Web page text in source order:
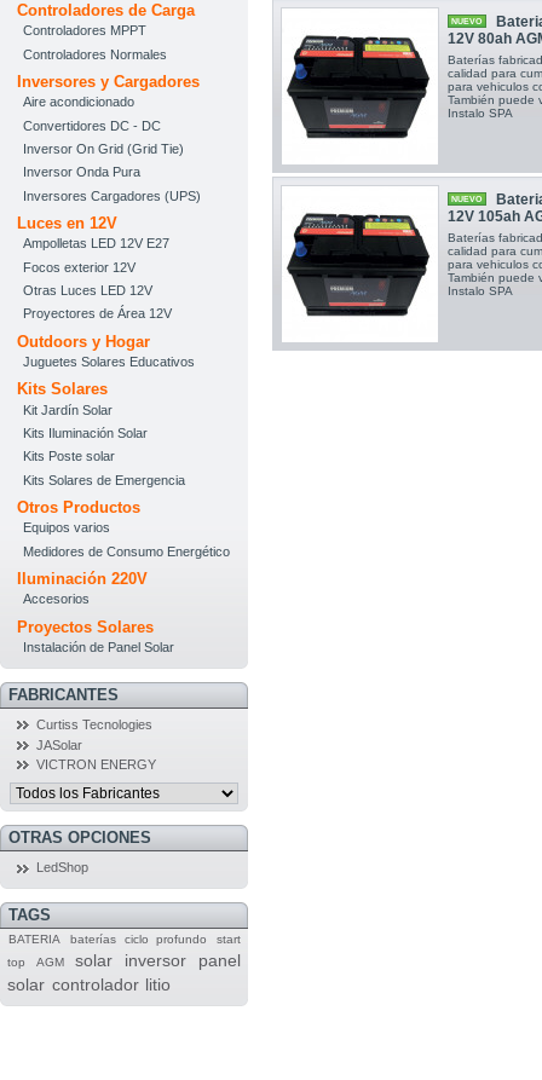
Controladores de Carga
Controladores MPPT
Controladores Normales
Inversores y Cargadores
Aire acondicionado
Convertidores DC - DC
Inversor On Grid (Grid Tie)
Inversor Onda Pura
Inversores Cargadores (UPS)
Luces en 12V
Ampolletas LED 12V E27
Focos exterior 12V
Otras Luces LED 12V
Proyectores de Área 12V
Outdoors y Hogar
Juguetes Solares Educativos
Kits Solares
Kit Jardín Solar
Kits Iluminación Solar
Kits Poste solar
Kits Solares de Emergencia
Otros Productos
Equipos varios
Medidores de Consumo Energético
Iluminación 220V
Accesorios
Proyectos Solares
Instalación de Panel Solar
FABRICANTES
Curtiss Tecnologies
JASolar
VICTRON ENERGY
OTRAS OPCIONES
LedShop
TAGS
BATERIA baterías ciclo profundo
start
top
AGM solar inversor
panel
solar controlador litio
NUEVO
12V 80ah
Baterías
calidad para
para vehiculos
También puede
Instalo SPA
NUEVO
12V 105ah
Baterías
calidad para
para vehiculos
También puede
Instalo SPA